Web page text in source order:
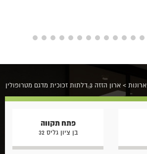
ארונות > ארון הזזה 3 דלתות זכוכית מדגם מטרופולין
פתח תקווה
בן ציון גליס 32